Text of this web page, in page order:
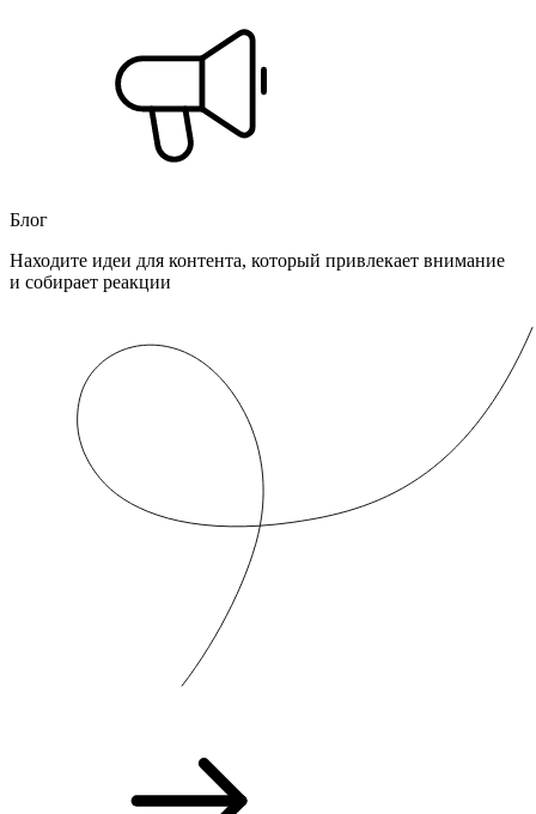
Блог
Находите идеи для контента, который привлекает внимание
и собирает реакции